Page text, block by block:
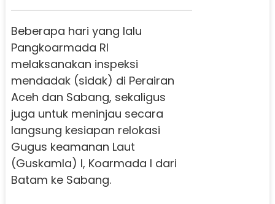
Beberapa hari yang lalu
Pangkoarmada RI
melaksanakan inspeksi
mendadak (sidak) di Perairan
Aceh dan Sabang, sekaligus
juga untuk meninjau secara
langsung kesiapan relokasi
Gugus keamanan Laut
(Guskamla) I, Koarmada I dari
Batam ke Sabang.